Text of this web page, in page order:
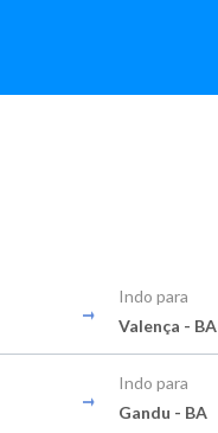
Indo para
Valença - BA
Indo para
Gandu - BA